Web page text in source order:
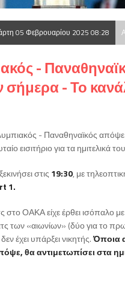
05 Φεβρουαρίου 2025 08:28
-
σήμερα - Το
- Παναθηναϊκός
εισιτήριο για τα ημιτελικά
στις 19:30, με
1.
στο ΟΑΚΑ είχε έρθει ισόπαλο
των «αιωνίων» (δύο για το
έχει υπάρξει νικητής.Όποια
θα αντιμετωπίσει στα